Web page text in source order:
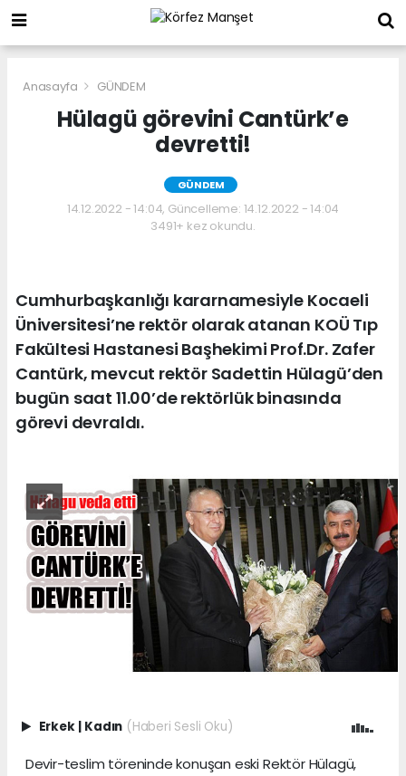
Anasayfa GÜNDEM
Hülagü görevini Cantürk’e
devretti!
GÜNDEM
14.12.2022 - 14:04, Güncelleme: 14.12.2022 - 14:04
3491+ kez okundu.
Cumhurbaşkanlığı kararnamesiyle Kocaeli
Üniversitesi’ne rektör olarak atanan KOÜ Tıp
Fakültesi Hastanesi Başhekimi Prof.Dr. Zafer
Cantürk, mevcut rektör Sadettin Hülagü’den
bugün saat 11.00’de rektörlük binasında
görevi devraldı.
Erkek | Kadın (Haberi Sesli Oku)
Devir-teslim töreninde konuşan eski Rektör Hülagü,